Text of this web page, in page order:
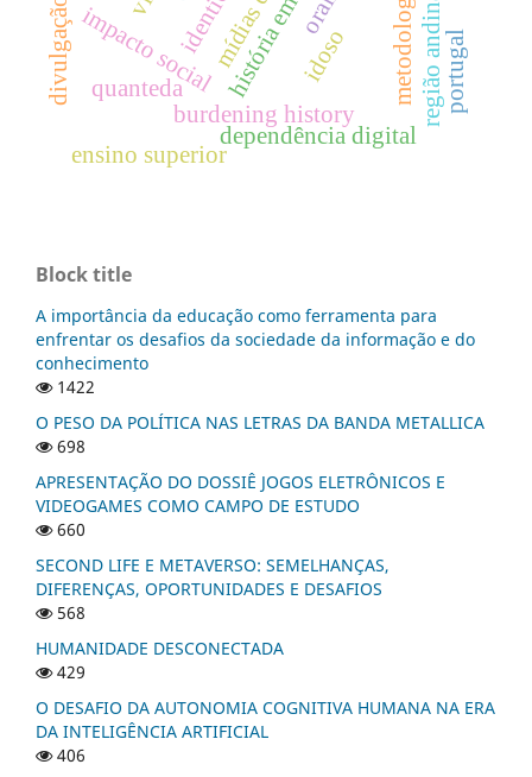
idoso
burdening history
metodologia
dependência digital
impacto social região andina
ensino superior
portugal
quanteda
Block title
A importância da educação como ferramenta para
enfrentar os desafios da sociedade da informação e do
conhecimento
1422
O PESO DA POLÍTICA NAS LETRAS DA BANDA METALLICA
698
APRESENTAÇÃO DO DOSSIÊ JOGOS ELETRÔNICOS E
VIDEOGAMES COMO CAMPO DE ESTUDO
660
SECOND LIFE E METAVERSO: SEMELHANÇAS,
DIFERENÇAS, OPORTUNIDADES E DESAFIOS
568
HUMANIDADE DESCONECTADA
429
O DESAFIO DA AUTONOMIA COGNITIVA HUMANA NA ERA
DA INTELIGÊNCIA ARTIFICIAL
406